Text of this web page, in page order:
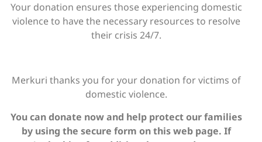
Your donation ensures those experiencing domestic
violence to have the necessary resources to resolve
their crisis 24/7.
Merkuri thanks you for your donation for victims of
domestic violence.
You can donate now and help protect our families
by using the secure form on this web page. If